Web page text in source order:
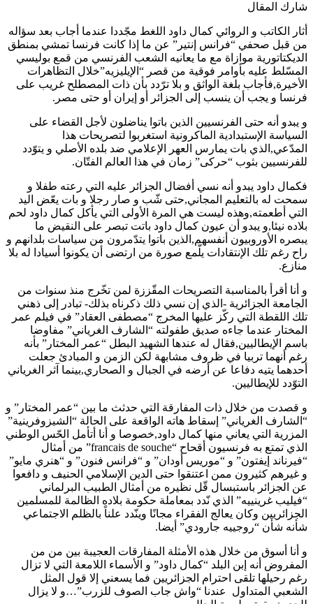
شارك المقال
أثار الكاتب و الروائي كمال داود اللغط مجّددا عندما أجاب بعد سؤاله
من قبل صحفي “فرانس إنتير” عن ما إذا كانت فرنسا تمشي بمنطق
الديكتاتورية موازاة مع ما يعانيه الشعب الفرنسي من قمع بوليسي
المسّلط عليه بأوامر فوقية من قصر “الإيليزيه”خلال التظاهرات
الأخيرة,فأجاب بلغة الواثق و بلا ترّدد بأن ذات المصطلح غريب على
فرنسا و يجب أن ينسب إلى الجزائر أو إيران أو حتى مصر.
و يبدو أنه حتى الفرنسيين الذين باتوا يناضلون لأجل القضاء على
السياسة الإستبدادية الماكرونية استغربوا لتصريحات هذا
المدّعي,الذي بات يمارس العهر الإعلامي ضد بلده الأصلي و يتوّدد
للفرنسيين بثوب “حركى” زمان في هذا العالم الفتّان.
فكمال داود يبدو أنه نسي أفضال الجزائر عليه التي رعته طفلا و
سمحت له بالتعليم المجاني,حتى شّب و صار رجلا و بات يعّض اليد
التي أطعمته,وهذه ليست هي المرة الأولى التي يأكل كمال داود لحم
بلاده نيئا,و يبدو أن عيون كمال داود باتت تبصر على النقيض ما
يبصره الأوروبيون أنفسهم,الذين باتوا يتدّمرون من سياسات بلدانهم و
راح رغم تلك الإنتقادات يلّمع صورة من ارتضى أن يكونوا أسيادا له بلا
منازع.
و أنا أقرأ بالمناسبة التصريحات المقّززة لمن تخّرج منذ سنوات من
الجامعة الجزائرية -الذي إن نسي ذلك ذكرناه بذلك- تبادر إلى ذهني
تلك اللقطة التي ركّز عليها المخرج “مصطفى العقاد” في فيلم عمر
المختار عندما جاءه صديق طفولته “الشارف الغرياني” مفاوضا
باسم الإيطاليين,فقال له عندها الشهيد البطل “عمر المختار” بأنه
رغم أنهما تربيا في ظروف مشابهة لكن الزمن و المبادئ جعلت
أحدهما يتيه دفاعا عن أرضه في الجبال و الصحاري,بينما آثر الغرياني
التوّدد للإيطاليين.
و قصدت من خلال ذات المفارقة التي حدثث ما بين “عمر المختار” و
“الشارف الغرياني” إسقاط هاته الواقعة على الحالة “الشيزوفرينية”
المزرية التي يعاني منها كمال داود,خصوصا و أنا أتأمل الحّس الوطني
الذي تمتع به فرنسيون أقحاح “francais de souche” من أمثال
“فيرناند إيفتون” و “موريس أودان” و “فرانس فنون” و “هنري مايو”
و غيرهم كثيرون ممن اعتنقوا حتى الدين الإسلامي الحنيف و دافعوا
عن الجزائر باستبسال قّل نظيره من أمثال الطبيب البرلماني
“فيليب غرينييه” الذي نّدد بمعاملة حكومة بلاده الظالمة للمسلمين
الجزائريين وكان يعالج الفقراء مجانًا وينّدد علناً بالظلم الاجتماعي
شأنه شأن “روجييه جارودي” أيضا.
و أنا أسوق من خلال هذه الأمثلة المفارقات العجيبة بين من من
المفروض أنه إبن البلد “كمال داود” و الأسماء اللامعة التي لا تزال
رغم رحيلها تلقى احترام الجزائريين فما يسعني إلا قول المثل
الشعبي المتداول عندنا “واش جاب الصوف للزرب”…و لا يزال